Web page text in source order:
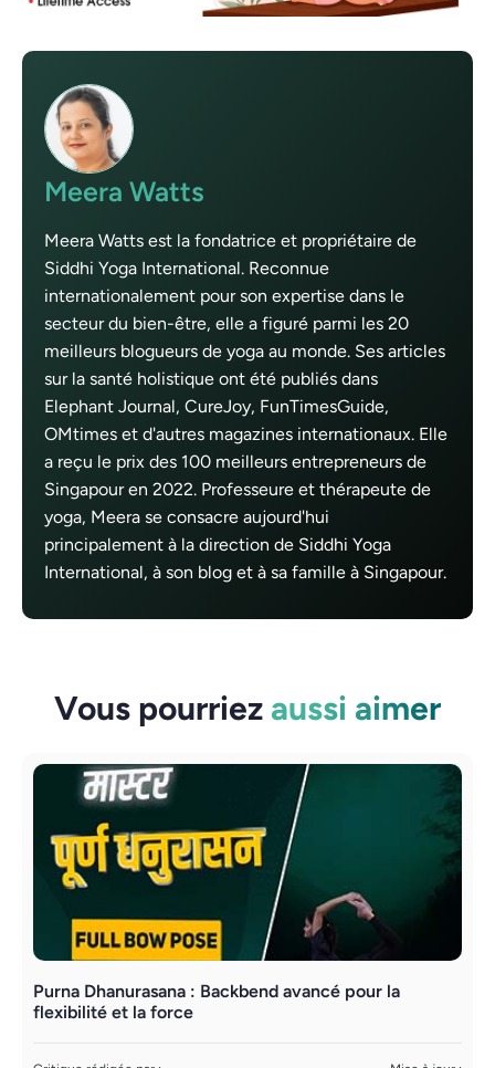
Meera Watts
Meera Watts est la fondatrice et propriétaire de
Siddhi Yoga International. Reconnue
internationalement pour son expertise dans le
secteur du bien-être, elle a figuré parmi les 20
meilleurs blogueurs de yoga au monde. Ses articles
sur la santé holistique ont été publiés dans
Elephant Journal, CureJoy, FunTimesGuide,
OMtimes et d'autres magazines internationaux. Elle
a reçu le prix des 100 meilleurs entrepreneurs de
Singapour en 2022. Professeure et thérapeute de
yoga, Meera se consacre aujourd'hui
principalement à la direction de Siddhi Yoga
International, à son blog et à sa famille à Singapour.
Vous pourriez aussi aimer
Purna Dhanurasana : Backbend avancé pour la
flexibilité et la force